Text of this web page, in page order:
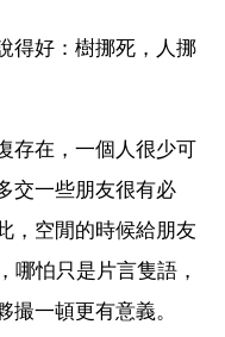
好：樹挪死，人挪
存在，一個人很少可
交一些朋友很有必
，空閒的時候給朋友
哪怕只是片言隻語，
一頓更有意義。